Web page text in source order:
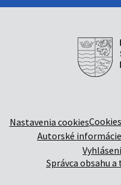
Nastavenia cookies
Autorské informácie
Správca obsahu